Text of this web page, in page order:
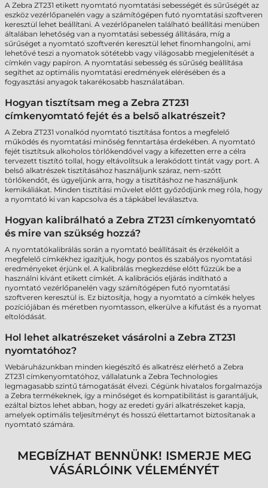
A Zebra ZT231 etikett nyomtató nyomtatási sebességét és sűrűségét az
eszköz vezérlőpanelén vagy a számítógépen futó nyomtatási szoftveren
keresztül lehet beállítani. A vezérlőpanelen található beállítási menüben
általában lehetőség van a nyomtatási sebesség állítására, míg a
sűrűséget a nyomtató szoftverén keresztül lehet finomhangolni, ami
lehetővé teszi a nyomatok sötétebb vagy világosabb megjelenítését a
címkén vagy papíron. A nyomtatási sebesség és sűrűség beállítása
segíthet az optimális nyomtatási eredmények elérésében és a
fogyasztási anyagok takarékosabb használatában.
Hogyan tisztítsam meg a Zebra ZT231
címkenyomtató fejét és a belső alkatrészeit?
A Zebra ZT231 vonalkód nyomtató tisztítása fontos a megfelelő
működés és nyomtatási minőség fenntartása érdekében. A nyomtató
fejét tisztítsuk alkoholos törlőkendővel vagy a kifezetten erre a célra
tervezett tisztító tollal, hogy eltávolítsuk a lerakódott tintát vagy port. A
belső alkatrészek tisztításához használjunk száraz, nem-szőtt
törlőkendőt, és ügyeljünk arra, hogy a tisztításhoz ne használjunk
kemikáliákat. Minden tisztítási művelet előtt győződjünk meg róla, hogy
a nyomtató ki van kapcsolva és a tápkábel leválasztva.
Hogyan kalibrálható a Zebra ZT231 címkenyomtató
és mire van szükség hozzá?
A nyomtatókalibrálás során a nyomtató beállításait és érzékelőit a
megfelelő címkékhez igazítjuk, hogy pontos és szabályos nyomtatási
eredményeket érjünk el. A kalibrálás megkezdése előtt fűzzük be a
használni kívánt etikett címkét. A kalibrációs eljárás indítható a
nyomtató vezérlőpanelén vagy számítógépen futó nyomtatási
szoftveren keresztül is. Ez biztosítja, hogy a nyomtató a címkék helyes
pozíciójában és méretben nyomtasson, elkerülve a kifutást és a nyomat
eltolódását.
Hol lehet alkatrészeket vásárolni a Zebra ZT231
nyomtatóhoz?
Webáruházunkban minden kiegészítő és alkatrész elérhető a Zebra
ZT231 címkenyomtatóhoz, vállalatunk a Zebra Technologies
legmagasabb szintű támogatását élvezi. Cégünk hivatalos forgalmazója
a Zebra termékeknek, így a minőséget és kompatibilitást is garantáljuk,
ezáltal biztos lehet abban, hogy az eredeti gyári alkatrészeket kapja,
amelyek optimális teljesítményt és hosszú élettartamot biztosítanak a
nyomtató számára.
MEGBÍZHAT BENNÜNK! ISMERJE MEG
VÁSÁRLÓINK VÉLEMÉNYÉT